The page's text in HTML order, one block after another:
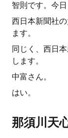
智則です。今
西日本新聞社
ます。
同じく、西日
します。
中富さん。
はい。
那須川天